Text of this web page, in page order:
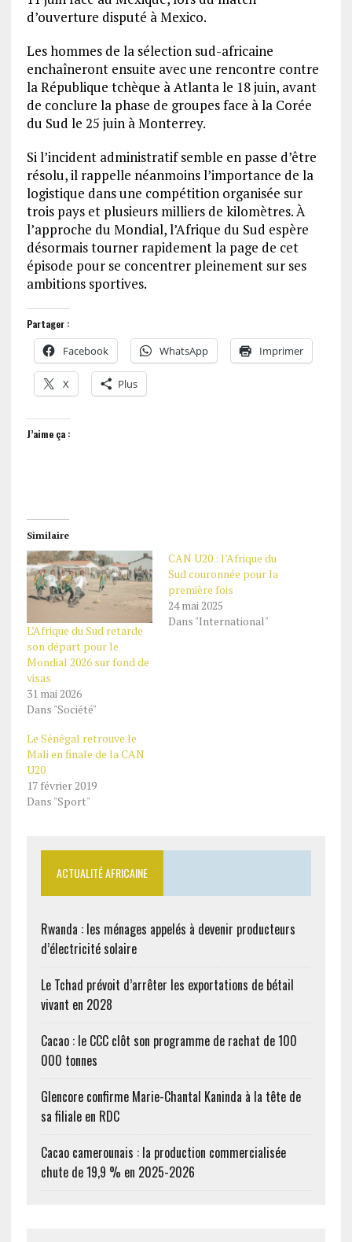
d’ouverture disputé à Mexico.
Les hommes de la sélection sud-africaine
enchaîneront ensuite avec une rencontre contre
la République tchèque à Atlanta le 18 juin, avant
de conclure la phase de groupes face à la Corée
du Sud le 25 juin à Monterrey.
Si l’incident administratif semble en passe d’être
résolu, il rappelle néanmoins l’importance de la
logistique dans une compétition organisée sur
trois pays et plusieurs milliers de kilomètres. À
l’approche du Mondial, l’Afrique du Sud espère
désormais tourner rapidement la page de cet
épisode pour se concentrer pleinement sur ses
ambitions sportives.
Partager :
Facebook WhatsApp Imprimer
X Plus
J’aime ça :
Similaire
L’Afrique du Sud retarde
son départ pour le
Mondial 2026 sur fond de
visas
31 mai 2026
Dans "Société"
CAN U20 : l’Afrique du
Sud couronnée pour la
première fois
24 mai 2025
Dans "International"
Le Sénégal retrouve le
Mali en finale de la CAN
U20
17 février 2019
Dans "Sport"
ACTUALITÉ AFRICAINE
Rwanda : les ménages appelés à devenir producteurs
d’électricité solaire
Le Tchad prévoit d’arrêter les exportations de bétail
vivant en 2028
Cacao : le CCC clôt son programme de rachat de 100
000 tonnes
Glencore confirme Marie-Chantal Kaninda à la tête de
sa filiale en RDC
Cacao camerounais : la production commercialisée
chute de 19,9 % en 2025-2026